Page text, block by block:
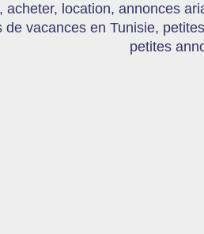
acheter, location, annonces
de vacances en Tunisie,
petites